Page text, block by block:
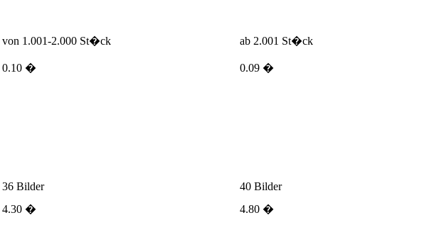
von 1.001-2.000 St�ck
ab 2.001 St�ck
0.10 �
0.09 �
36 Bilder
40 Bilder
4.30 �
4.80 �